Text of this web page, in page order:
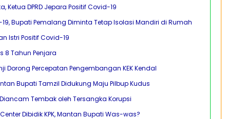
Ketua DPRD Jepara Positif Covid-19
Bupati Pemalang Diminta Tetap Isolasi Mandiri di Rumah
Istri Positif Covid-19
8 Tahun Penjara
Dorong Percepatan Pengembangan KEK Kendal
Bupati Tamzil Didukung Maju Pilbup Kudus
Tembak oleh Tersangka Korupsi
Dibidik KPK, Mantan Bupati Was-was?